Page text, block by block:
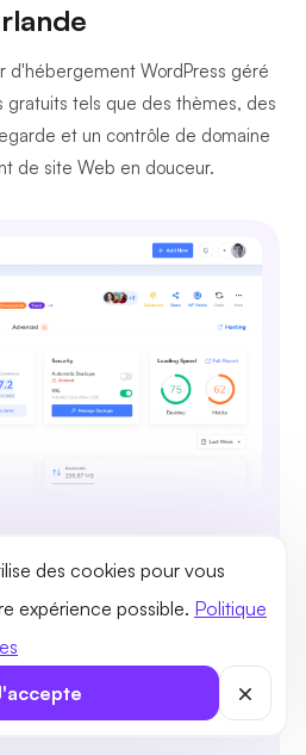
des cookies pour vous
expérience possible. Politique
d'hébergement WordPress géré
gratuits tels que des thèmes, des
et un contrôle de domaine
de site Web en douceur.
WordPress via une liste
créer, modifier ou
UltaHost et importez en
un clic.